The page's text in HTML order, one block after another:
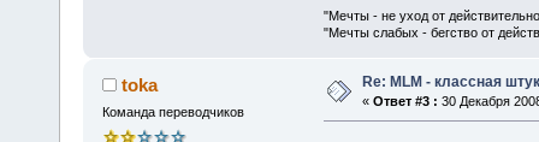
"Мечты - не уход от
"Мечты слабых - бегство от
toka
Команда переводчиков
Re: MLM - классная
« Ответ #3 : 30 Декабря